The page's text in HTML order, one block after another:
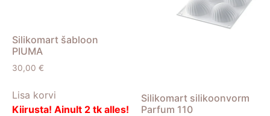
Silikomart šabloon
PIUMA
30,00 €
Lisa korvi
Kiirusta! Ainult 2 tk alles!
Silikomart silikoonvorm
Parfum 110